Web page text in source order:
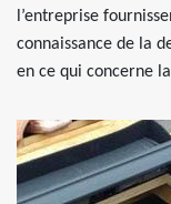
l’entreprise
connaissance de la
en ce qui concerne